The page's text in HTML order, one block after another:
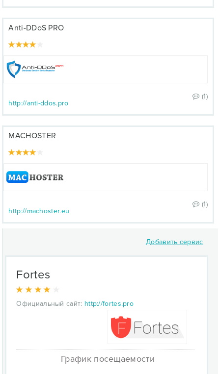
Anti-DDoS PRO
(1)
http://anti-ddos.pro
MACHOSTER
(1)
http://machoster.eu
Добавить сервис
Fortes
Официальный сайт: http://fortes.pro
График посещаемости